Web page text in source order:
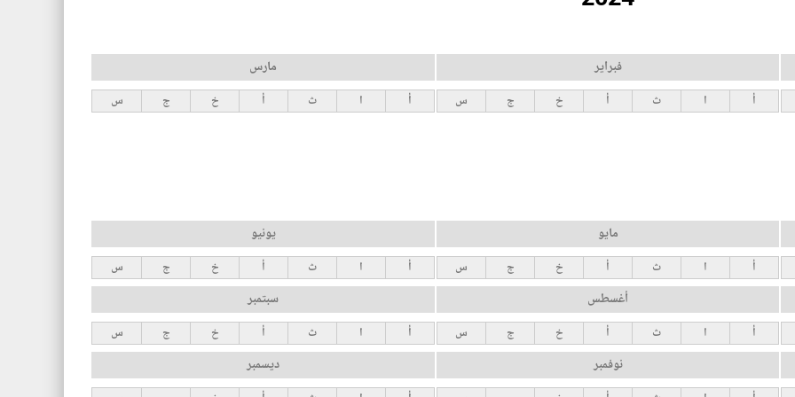
فبراير
أ ا ث أ خ ج س
مارس
أ ا ث أ خ ج س
مايو
أ ا ث أ خ ج س
يونيو
أ ا ث أ خ ج س
أغسطس
أ ا ث أ خ ج س
سبتمبر
أ ا ث أ خ ج س
نوفمبر ديسمبر